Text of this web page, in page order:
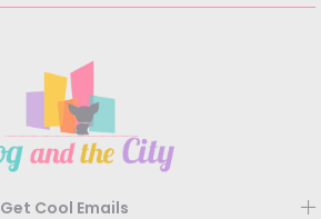
Get Cool Emails